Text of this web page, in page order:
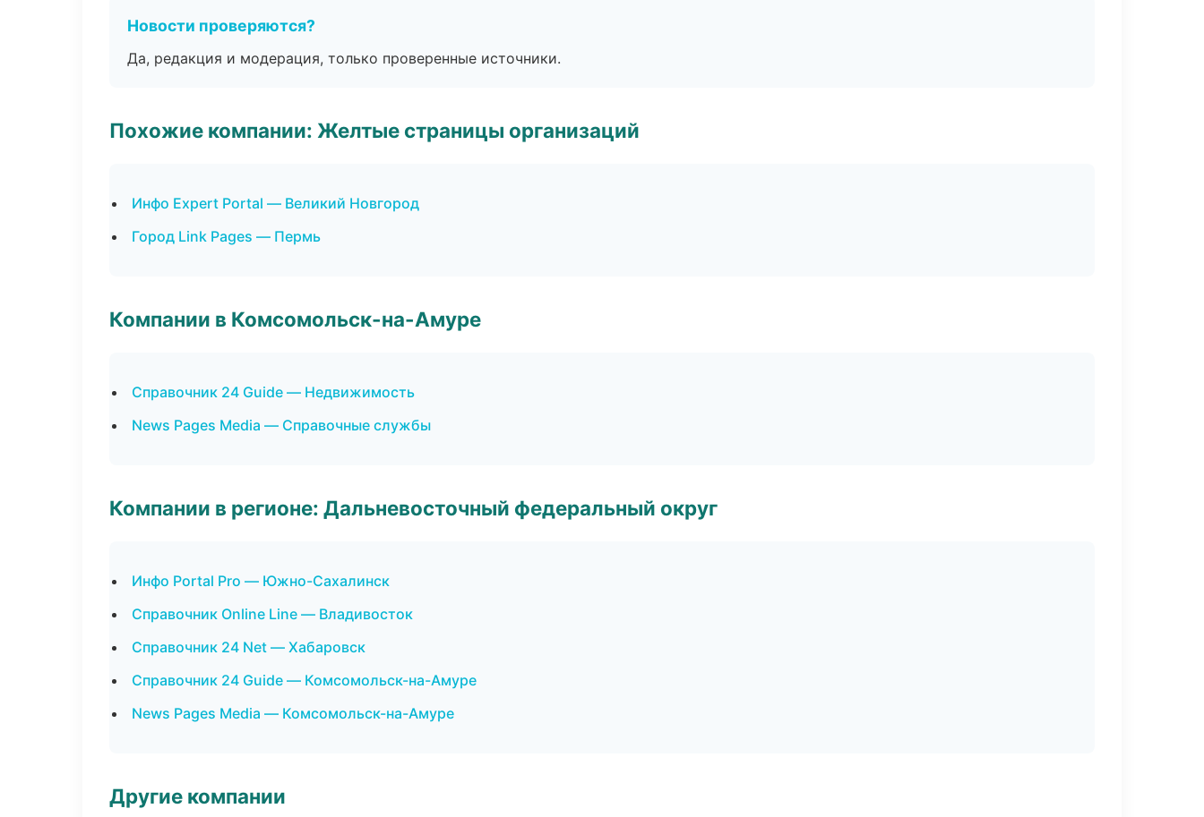
Новости проверяются?
Да, редакция и модерация, только проверенные источники.
Похожие компании: Желтые страницы организаций
Инфо Expert Portal — Великий Новгород
Город Link Pages — Пермь
Компании в Комсомольск-на-Амуре
Справочник 24 Guide — Недвижимость
News Pages Media — Справочные службы
Компании в регионе: Дальневосточный федеральный округ
Инфо Portal Pro — Южно-Сахалинск
Справочник Online Line — Владивосток
Справочник 24 Net — Хабаровск
Справочник 24 Guide — Комсомольск-на-Амуре
News Pages Media — Комсомольск-на-Амуре
Другие компании